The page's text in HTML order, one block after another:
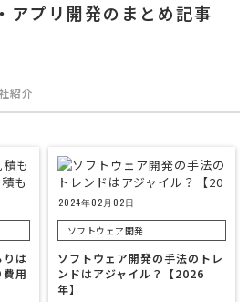
アプリ開発のまとめ記事
紹介
りは
用
2024年02月02日
ソフトウェア開発
ソフトウェア開発の手法のトレ
ンドはアジャイル？【2026
年】